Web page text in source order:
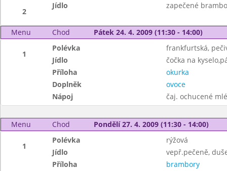
2
Jídlo zapečené
Menu Chod Pátek 24. 4. 2009 (11:30 - 14:00)
1
Polévka
frankfurtská,
Jídlo
čočka na
Příloha
okurka
Doplněk
ovoce
Nápoj
čaj. ochucené
Menu Chod Pondělí 27. 4. 2009 (11:30 - 14:00)
1
Polévka
rýžová
Jídlo
vepř.pečeně,
Příloha
brambory